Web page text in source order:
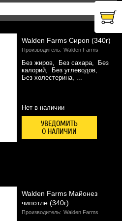
ДОБАВКИ ДЛЯ ЗДОРОВЬЯ
И СВЯЗОК
КОМПЛЕКСЫ
ТЕСТОСТЕРОНА
ДЖЕМЫ, ПЕЧЕНЬЕ
Walden Farms Сироп (340г)
Производитель: Walden Farms
Без жиров, Без сахара, Без
калорий, Без углеводов,
Без холестерина, ...
Нет в наличии
УВЕДОМИТЬ
О НАЛИЧИИ
Walden Farms Майонез
чипотле (340г)
Производитель: Walden Farms